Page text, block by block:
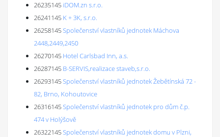
26235145 iDOM.zn s.r.o.
26241145 K + 3K, s.r.o.
26258145Společenství vlastníků jednotek Máchova
2448,2449,2450
26270145 Hotel Carlsbad Inn, a.s.
26287145 B-SERVIS,realizace staveb,s.r.o.
26293145Společenství vlastníků jednotek Žebětínská 72 -
82, Brno, Kohoutovice
26316145Společenství vlastníků jednotek pro dům č.p.
474 v Holýšově
26322145Společenství vlastníků jednotek domu v Plzni,